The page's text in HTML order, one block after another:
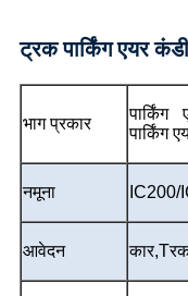
ट्रक पार्किंग एयर
भाग प्रकार
पार्किंग
नमूना IC200/
आवेदन कार,T